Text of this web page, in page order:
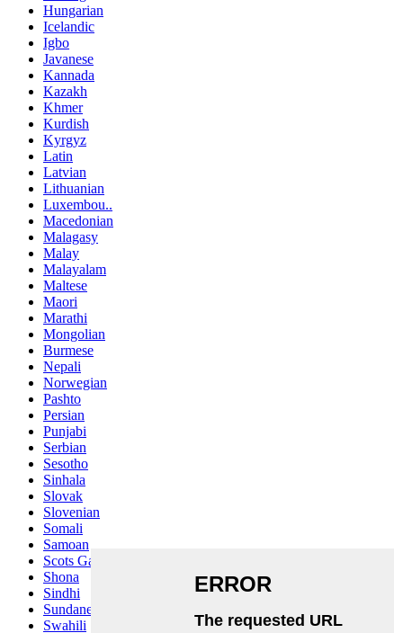
Hungarian
Icelandic
Igbo
Javanese
Kannada
Kazakh
Khmer
Kurdish
Kyrgyz
Latin
Latvian
Lithuanian
Luxembou..
Macedonian
Malagasy
Malay
Malayalam
Maltese
Maori
Marathi
Mongolian
Burmese
Nepali
Norwegian
Pashto
Persian
Punjabi
Serbian
Sesotho
Sinhala
Slovak
Slovenian
Somali
Samoan
Scots Gaelic
Shona
Sindhi
Sundanese
Swahili